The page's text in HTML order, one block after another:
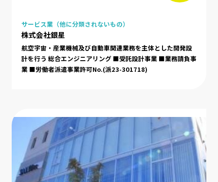
サービス業（他に分類されないもの）
株式会社銀星
航空宇宙・産業機械及び自動車関連業務を主体とした開発設
計を行う 総合エンジニアリング ■受託設計事業 ■業務請負事
業 ■労働者派遣事業許可No.(派23-301718)